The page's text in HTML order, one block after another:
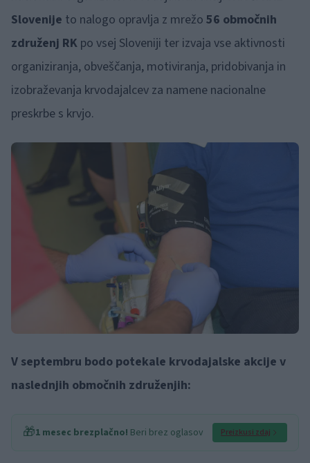
Slovenije to nalogo opravlja z mrežo 56 območnih
združenj RK po vsej Sloveniji ter izvaja vse aktivnosti
organiziranja, obveščanja, motiviranja, pridobivanja in
izobraževanja krvodajalcev za namene nacionalne
preskrbe s krvjo.
V septembru bodo potekale krvodajalske akcije v
naslednjih območnih združenjih:
🎁1 mesec brezplačno! Beri brez oglasov Preizkusi zdaj